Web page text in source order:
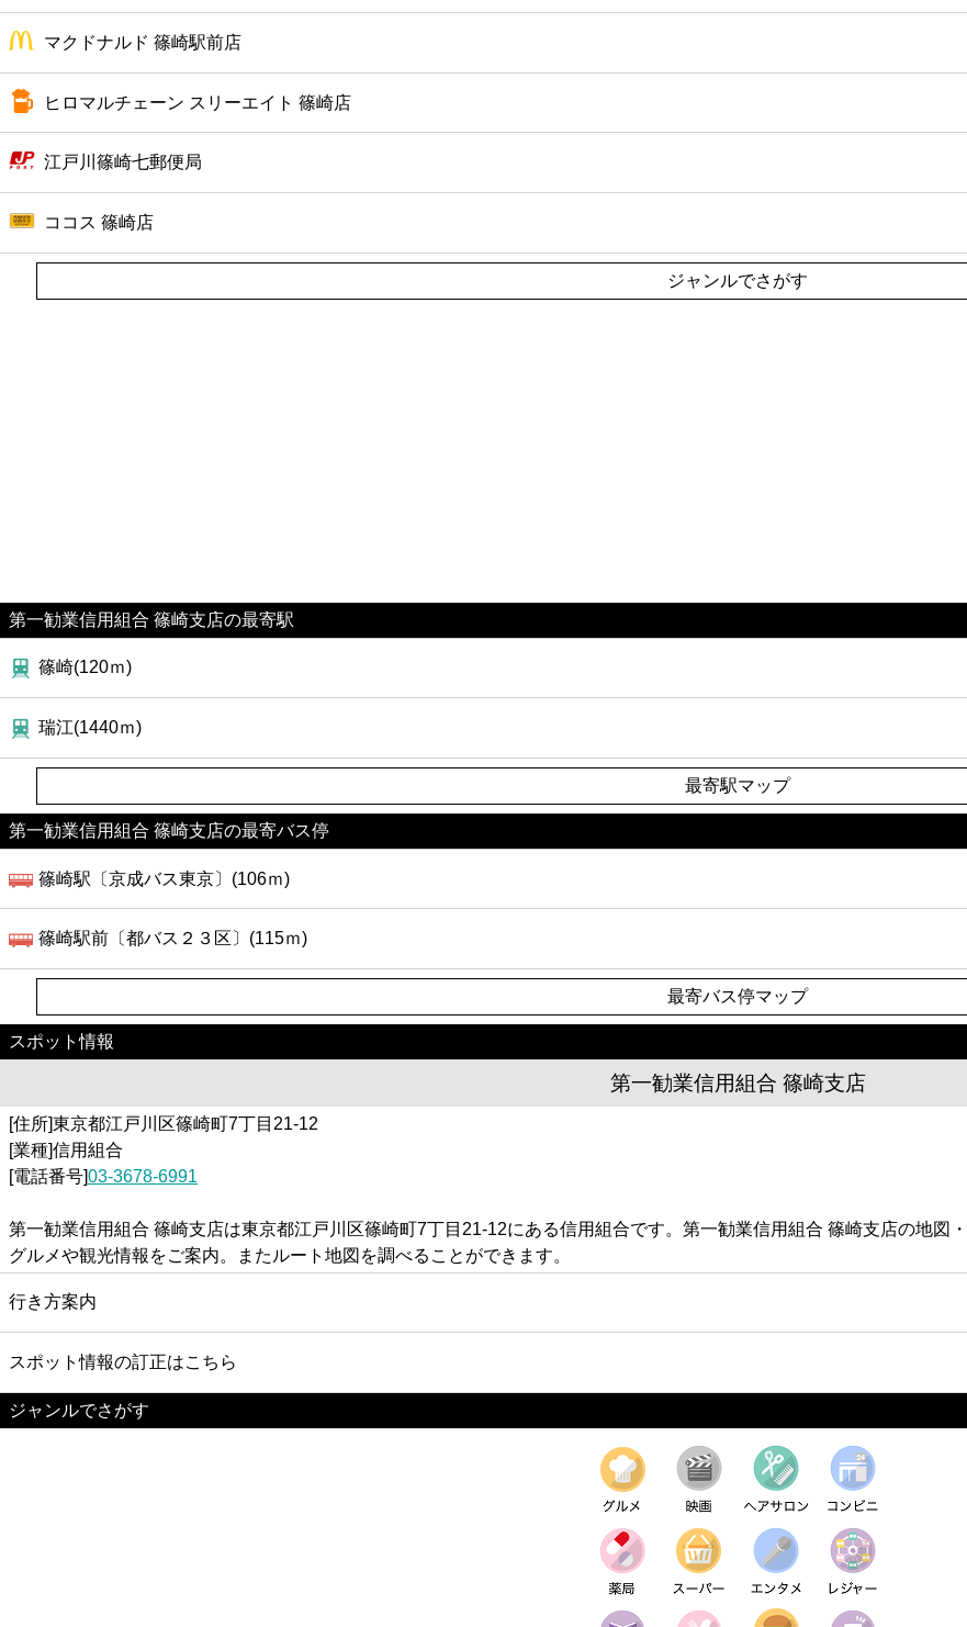
マクドナルド 篠崎駅前店
ヒロマルチェーン スリーエイト 篠崎店
江戸川篠崎七郵便局
ココス 篠崎店
ジャンルでさがす
第一勧業信用組合 篠崎支店の最寄駅
篠崎(120ｍ)
瑞江(1440ｍ)
最寄駅マップ
第一勧業信用組合 篠崎支店の最寄バス停
篠崎駅〔京成バス東京〕(106ｍ)
篠崎駅前〔都バス２３区〕(115ｍ)
最寄バス停マップ
スポット情報
第一勧業信用組合 篠崎支店
[住所]東京都江戸川区篠崎町7丁目21-12
[業種]信用組合
[電話番号]03-3678-6991
第一勧業信用組合 篠崎支店は東京都江戸川区篠崎町7丁目21-12にある信用組合です。第一勧業信用組合 篠崎支店の地図
グルメや観光情報をご案内。またルート地図を調べることができます。
行き方案内
スポット情報の訂正はこちら
ジャンルでさがす